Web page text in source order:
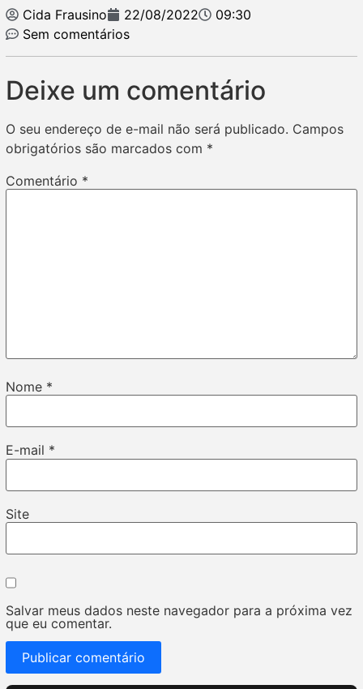
Cida Frausino
22/08/2022
09:30
Sem comentários
Deixe um comentário
O seu endereço de e-mail não será publicado. Campos
obrigatórios são marcados com *
Comentário *
Nome *
E-mail *
Site
Salvar meus dados neste navegador para a próxima vez
que eu comentar.